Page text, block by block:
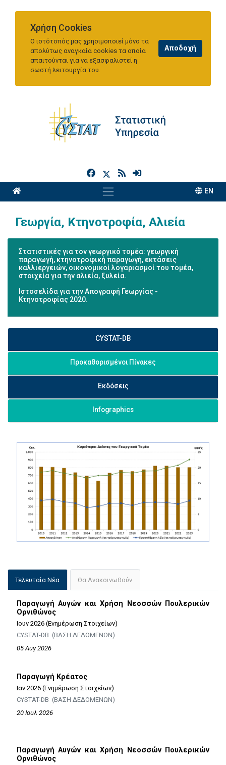
Χρήση Cookies
Ο ιστότοπός μας χρησιμοποιεί μόνο τα
απολύτως αναγκαία cookies τα οποία
απαιτούνται για να εξασφαλιστεί η
σωστή λειτουργία του.
h
EN
Γεωργία, Κτηνοτροφία, Αλιεία
Στατιστικές για τον γεωργικό τομέα: γεωργική
παραγωγή, κτηνοτροφική παραγωγή, εκτάσεις
καλλιεργειών, οικονομικοί λογαριασμοί του τομέα,
στοιχεία για την αλιεία, ξυλεία.
Ιστοσελίδα για τηνΑπογραφή Γεωργίας -
Κτηνοτροφίας 2020.
CYSTAT-DB
Προκαθορισμένοι Πίνακες
Εκδόσεις
Infographics
Τελευταία Νέα Θα Ανακοινωθούν
Παραγωγή Αυγών και Χρήση Νεοσσών Πουλερικών
Ορνιθώνος
Ιουν 2026 (Ενημέρωση Στοιχείων)
CYSTAT-DB (ΒΑΣΗ ΔΕΔΟΜΕΝΩΝ)
05 Αυγ 2026
Παραγωγή Κρέατος
Ιαν 2026 (Ενημέρωση Στοιχείων)
CYSTAT-DB (ΒΑΣΗ ΔΕΔΟΜΕΝΩΝ)
20 Ιουλ 2026
Παραγωγή Αυγών και Χρήση Νεοσσών Πουλερικών
Ορνιθώνος